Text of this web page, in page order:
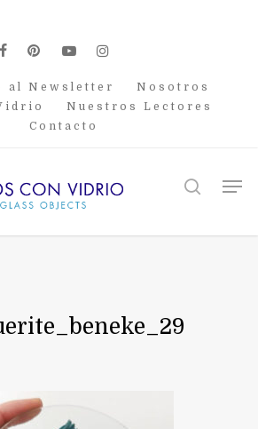
facebook
pinterest
youtubeinstagram
al Newsletter
Nosotros
Nuestros Lectores
Contacto
search